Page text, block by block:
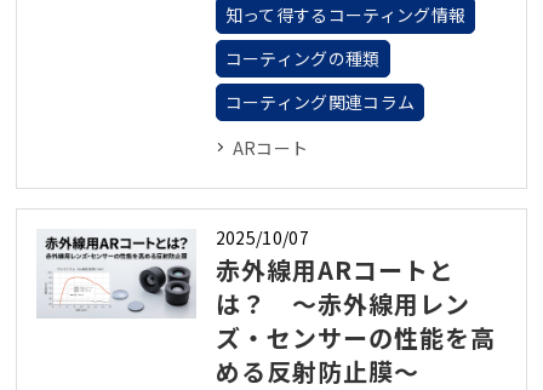
知って得するコーティング情報
コーティングの種類
コーティング関連コラム
ARコート
2025/10/07
赤外線用ARコートと
は？ ～赤外線用レン
ズ・センサーの性能を高
める反射防止膜～